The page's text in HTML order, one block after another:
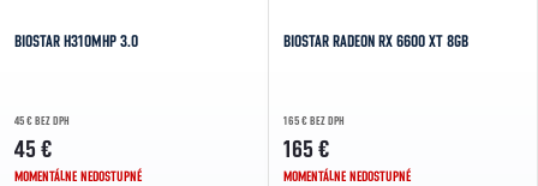
BIOSTAR H310MHP 3.0
45 € BEZ DPH
45 €
MOMENTÁLNE NEDOSTUPNÉ
BIOSTAR RADEON RX 6600 XT 8GB
165 € BEZ DPH
165 €
MOMENTÁLNE NEDOSTUPNÉ